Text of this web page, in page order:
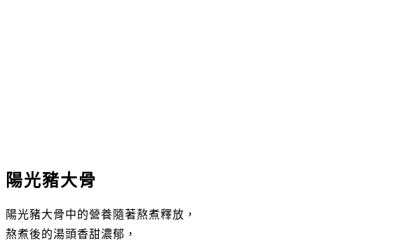
陽光豬大骨
陽光豬大骨中的營養隨著熬煮釋放，
熬煮後的湯頭香甜濃郁，